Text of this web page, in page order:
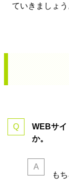
ていきましょう
WEBサイ
か。
も